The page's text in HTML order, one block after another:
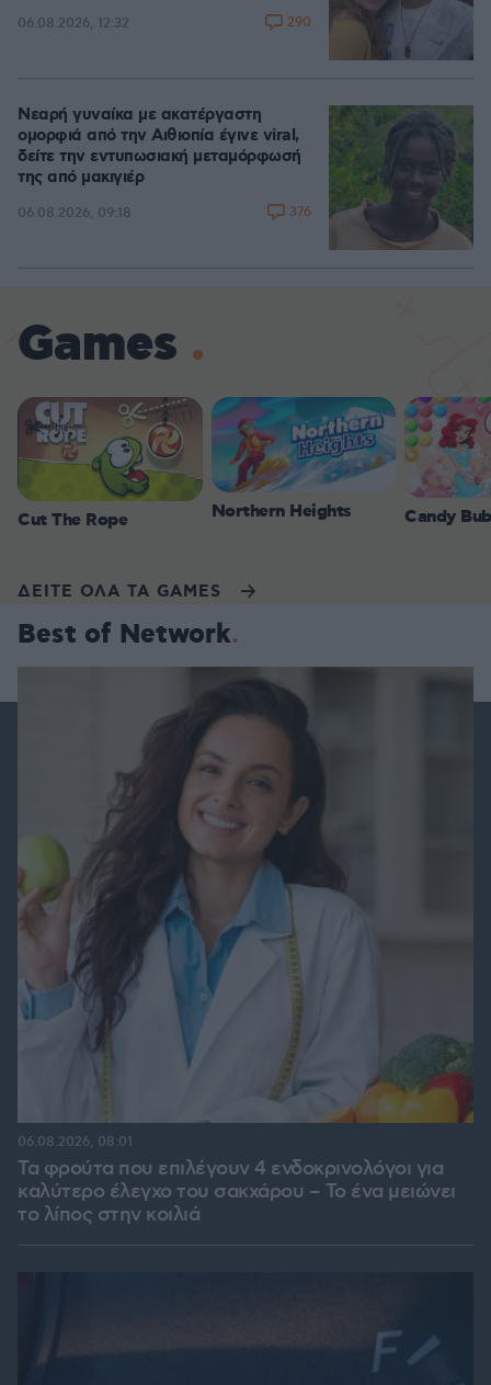
06.08.2026, 12:32 290
Νεαρή γυναίκα με ακατέργαστη
ομορφιά από την Αιθιοπία έγινε viral,
δείτε την εντυπωσιακή μεταμόρφωσή
της από μακιγιέρ
06.08.2026, 09:18 376
Games
Cut The Rope Northern Heights Candy
ΔΕΙΤΕ ΟΛΑ ΤΑ GAMES
Best of Network
Τα φρούτα που επιλέγουν 4 ενδοκρινολόγοι για
καλύτερο έλεγχο του σακχάρου – Το ένα μειώνει
το λίπος στην κοιλιά
06.08.2026, 08:01